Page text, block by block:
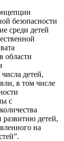
безопасности
среди детей
области
детей,
в том числе
с
детей,
на